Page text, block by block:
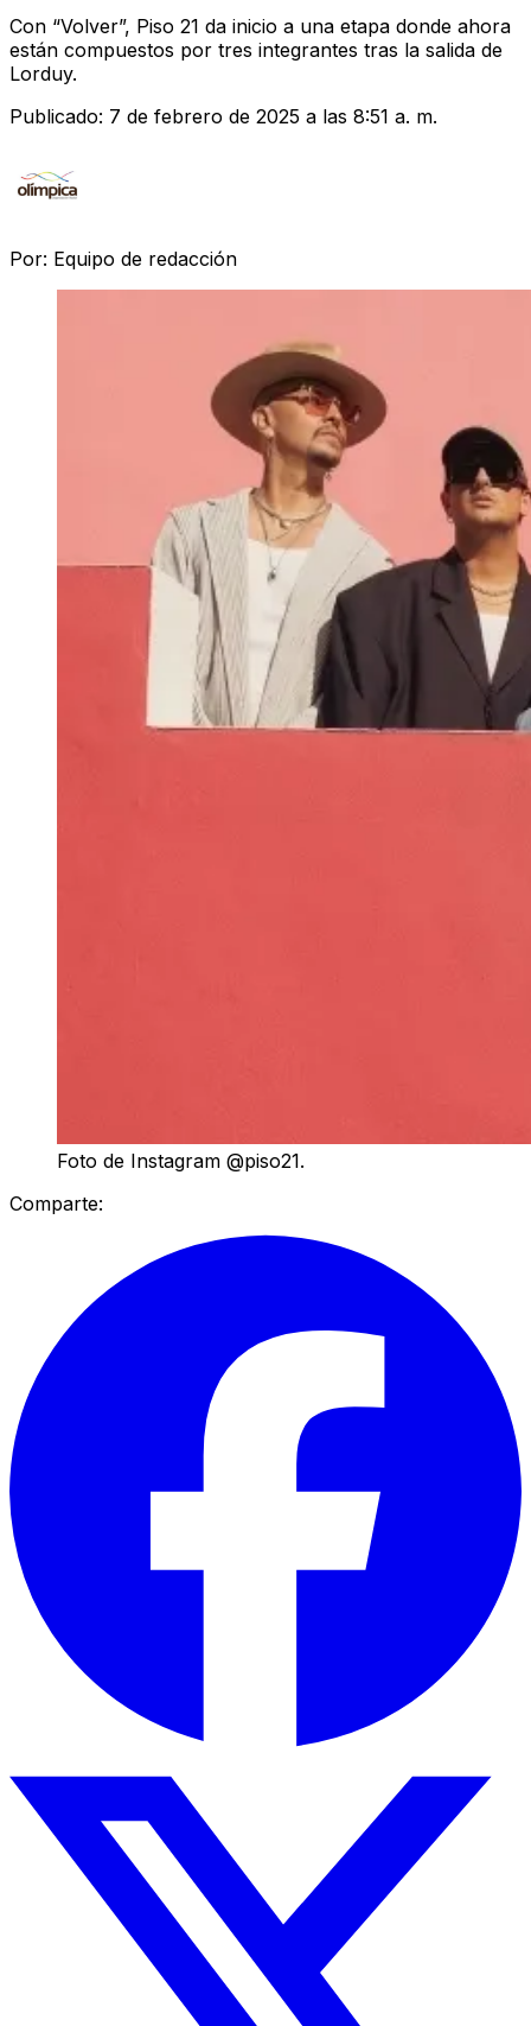
Con “Volver”, Piso 21 da inicio a una etapa donde ahora
están compuestos por tres integrantes tras la salida de
Lorduy.
Publicado: 7 de febrero de 2025 a las 8:51 a. m.
Por: Equipo de redacción
Foto de Instagram @piso21.
Comparte: